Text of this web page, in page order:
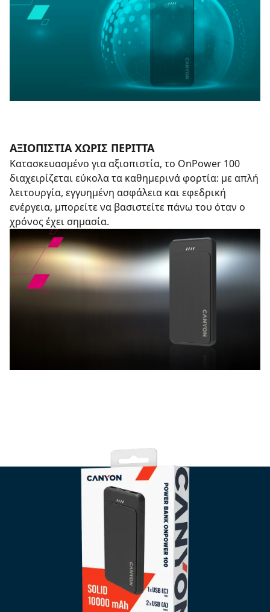
ΑΞΙΟΠΙΣΤΊΑ ΧΩΡΊΣ ΠΕΡΙΤΤΆ
Κατασκευασμένο για αξιοπιστία, το OnPower 100
διαχειρίζεται εύκολα τα καθημερινά φορτία: με απλή
λειτουργία, εγγυημένη ασφάλεια και εφεδρική
ενέργεια, μπορείτε να βασιστείτε πάνω του όταν ο
χρόνος έχει σημασία.